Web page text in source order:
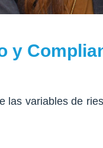
y
las variables de